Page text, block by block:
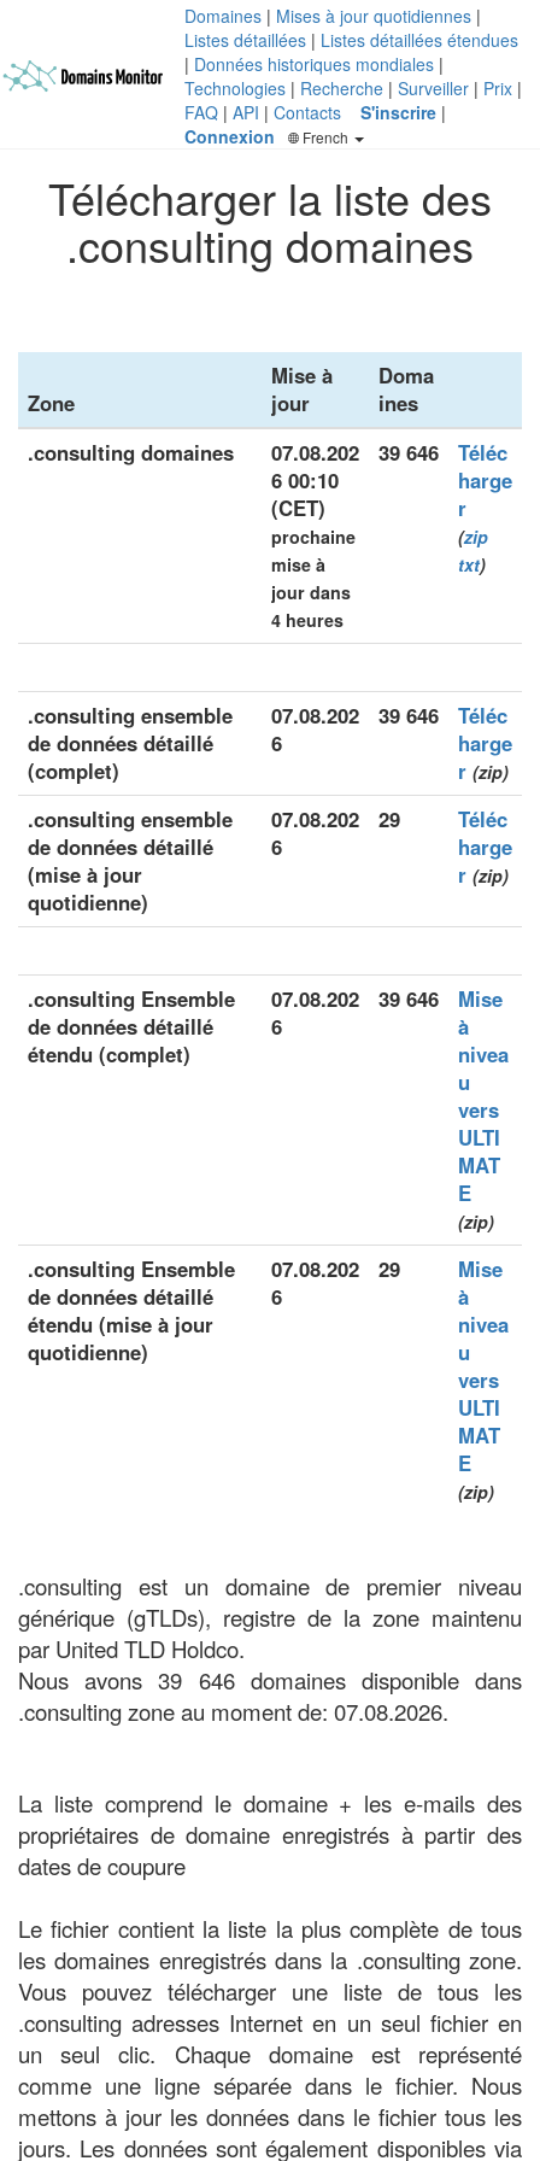
Domaines | Mises à jour quotidiennes |
Listes détaillées | Listes détaillées étendues
| Données historiques mondiales |
Technologies | Recherche | Surveiller | Prix |
FAQ | API | Contacts S'inscrire |
Connexion
French
Télécharger la liste des
.consulting domaines
Zone
Mise à
jour
Doma
ines
.consulting domaines
07.08.202
6 00:10
(CET)
prochaine
mise à
jour dans
4 heures
39 646
Téléc
harge
r
(zip
txt)
.consulting ensemble
de données détaillé
(complet)
07.08.202
6
39 646
Téléc
harge
r (zip)
.consulting ensemble
de données détaillé
(mise à jour
quotidienne)
07.08.202
6
29
Téléc
harge
r (zip)
.consulting Ensemble
de données détaillé
étendu (complet)
07.08.202
6
39 646
Mise
à
nivea
u
vers
ULTI
MAT
E
(zip)
.consulting Ensemble
de données détaillé
étendu (mise à jour
quotidienne)
07.08.202
6
29
Mise
à
nivea
u
vers
ULTI
MAT
E
(zip)
.consulting est un domaine de premier niveau
générique (gTLDs), registre de la zone maintenu
par United TLD Holdco.
Nous avons 39 646 domaines disponible dans
.consulting zone au moment de: 07.08.2026.
La liste comprend le domaine + les e-mails des
propriétaires de domaine enregistrés à partir des
dates de coupure
Le fichier contient la liste la plus complète de tous
les domaines enregistrés dans la .consulting zone.
Vous pouvez télécharger une liste de tous les
.consulting adresses Internet en un seul fichier en
un seul clic. Chaque domaine est représenté
comme une ligne séparée dans le fichier. Nous
mettons à jour les données dans le fichier tous les
jours. Les données sont également disponibles via